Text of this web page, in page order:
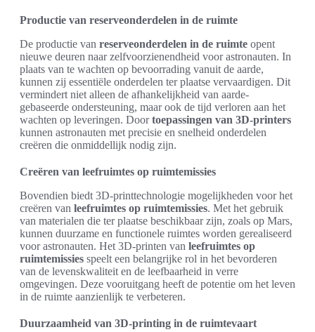
Productie van reserveonderdelen in de ruimte
De productie van reserveonderdelen in de ruimte opent
nieuwe deuren naar zelfvoorzienendheid voor astronauten. In
plaats van te wachten op bevoorrading vanuit de aarde,
kunnen zij essentiële onderdelen ter plaatse vervaardigen. Dit
vermindert niet alleen de afhankelijkheid van aarde-
gebaseerde ondersteuning, maar ook de tijd verloren aan het
wachten op leveringen. Doortoepassingen van 3D-printers
kunnen astronauten met precisie en snelheid onderdelen
creëren die onmiddellijk nodig zijn.
Creëren van leefruimtes op ruimtemissies
Bovendien biedt 3D-printtechnologie mogelijkheden voor het
creëren van leefruimtes op ruimtemissies. Met het gebruik
van materialen die ter plaatse beschikbaar zijn, zoals op Mars,
kunnen duurzame en functionele ruimtes worden gerealiseerd
voor astronauten. Het 3D-printen van leefruimtes op
ruimtemissies speelt een belangrijke rol in het bevorderen
van de levenskwaliteit en de leefbaarheid in verre
omgevingen. Deze vooruitgang heeft de potentie om het leven
in de ruimte aanzienlijk te verbeteren.
Duurzaamheid van 3D-printing in de ruimtevaart